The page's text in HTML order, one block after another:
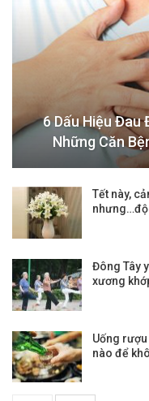
6 Dấu Hiệu Đau
Những Căn
Tết này,
Đông Tây
xương
Uống
nào để